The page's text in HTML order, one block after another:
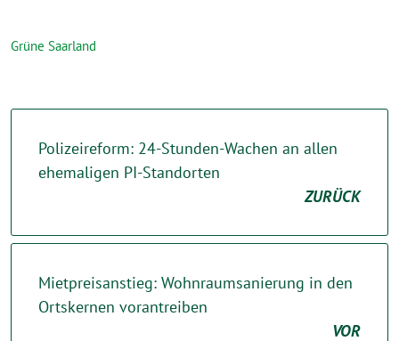
Grüne Saarland
Polizeireform: 24-Stunden-Wachen an allen
ehemaligen PI-Standorten
ZURÜCK
Mietpreisanstieg: Wohnraumsanierung in den
Ortskernen vorantreiben
VOR